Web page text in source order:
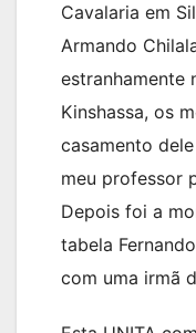
Cavalaria em
Armando
estranhamente
Kinshassa, os
casamento
meu professor
Depois foi a
tabela
com uma irmã